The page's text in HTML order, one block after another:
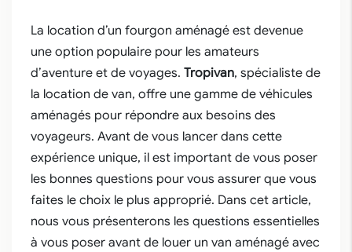
La location d’un fourgon aménagé est devenue
une option populaire pour les amateurs
d’aventure et de voyages. Tropivan, spécialiste de
la location de van, offre une gamme de véhicules
aménagés pour répondre aux besoins des
voyageurs. Avant de vous lancer dans cette
expérience unique, il est important de vous poser
les bonnes questions pour vous assurer que vous
faites le choix le plus approprié. Dans cet article,
nous vous présenterons les questions essentielles
à vous poser avant de louer un van aménagé avec